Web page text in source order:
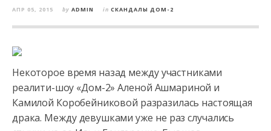
АПР 05, 2015 by ADMIN in СКАНДАЛЫ ДОМ-2
Некоторое время назад между участниками
реалити-шоу «Дом-2» Аленой Ашмариной и
Камилой Коробейниковой разразилась настоящая
драка. Между девушками уже не раз случались